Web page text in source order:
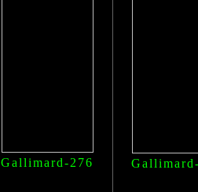
Gallimard-276